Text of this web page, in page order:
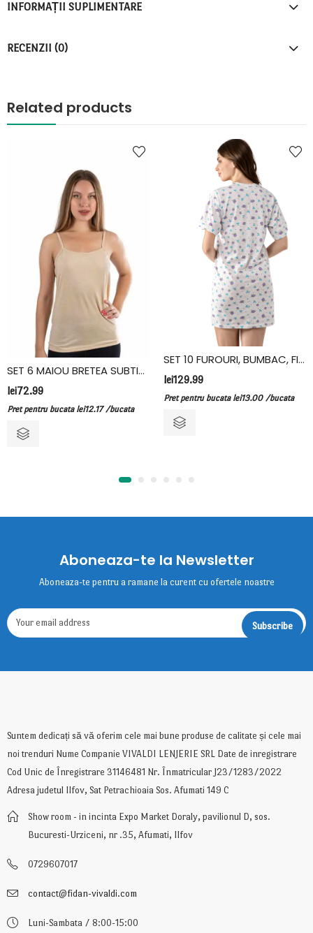
INFORMAȚII SUPLIMENTARE
RECENZII (0)
Related products
SET 6 MAIOU BRETEA SUBTIRE, BUMBAC, FIDAN, CREM
lei72.99
Pret pentru bucata lei12.17 /bucata
SET 10 FUROURI, BUMBAC, FIDAN
lei129.99
Pret pentru bucata lei13.00 /bucata
Aboneaza-te la Newsletter
Aboneaza-te pentru a ramane la curent cu ofertele noastre
Suntem dedicați să vă oferim cele mai bune produse de calitate și cele mai
noi trenduri Nume Companie VIVALDI LENJERIE SRL Date de inregistrare
Cod Unic de Înregistrare 31146481 Nr. Înmatricular J23/1283/2022
Adresa judetul Ilfov, Sat Petrachioaia Sos. Afumati 149 C
Show room - in incinta Expo Market Doraly, pavilionul D, sos.
Bucuresti-Urziceni, nr .35, Afumati, Ilfov
0729607017
contact@fidan-vivaldi.com
Luni-Sambata / 8:00-15:00